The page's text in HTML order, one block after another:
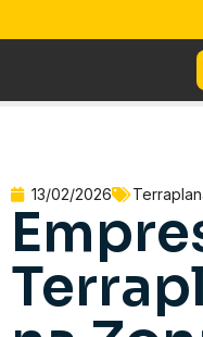
13/02/2026